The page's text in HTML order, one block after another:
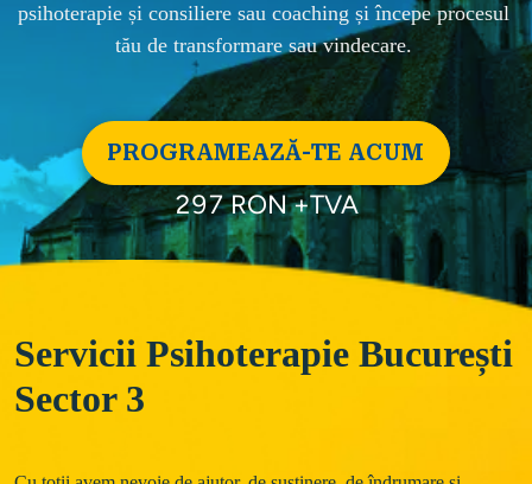
psihoterapie și consiliere sau coaching și începe procesul
tău de transformare sau vindecare.
PROGRAMEAZĂ-TE ACUM
297 RON +TVA
Servicii Psihoterapie București
Sector 3